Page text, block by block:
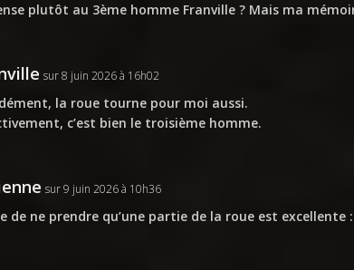
plutôt au 3ème homme Franville ? Mais ma
sur 8 juin 2026 à 16h02
la roue tourne pour moi aussi.
c’est bien le troisième homme.
sur 9 juin 2026 à 10h36
de ne prendre qu’une partie de la roue est